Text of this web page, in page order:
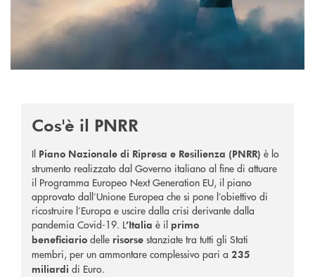
Cos'è il PNRR
Il Piano Nazionale di Ripresa e Resilienza (PNRR) è lo
strumento realizzato dal Governo italiano al fine di attuare
il Programma Europeo Next Generation EU, il piano
approvato dall’Unione Europea che si pone l’obiettivo di
ricostruire l’Europa e uscire dalla crisi derivante dalla
pandemia Covid-19. L’Italia è il primo
beneficiario delle risorse stanziate tra tutti gli Stati
membri, per un ammontare complessivo pari a 235
miliardi di Euro.